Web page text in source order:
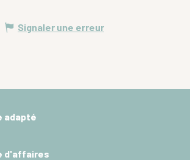
Signaler une erreur
adapté
d'affaires